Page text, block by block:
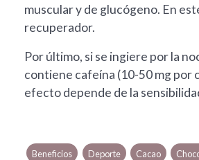
muscular y de glucógeno. En
recuperador.
Por último, si se ingiere por la
contiene cafeína (10-50 mg por
efecto depende de la
Beneficios Deporte Cacao